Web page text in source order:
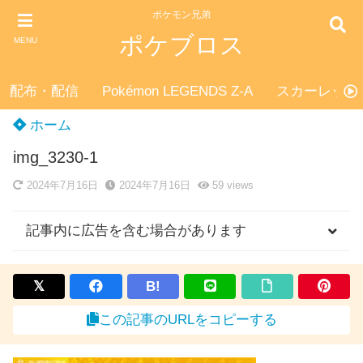
MENU
ポケモン兄弟
ポケブロス
配布・配信 Pokémon LEGENDS Z-A スカーレッ
ホーム
img_3230-1
2024年7月16日 2024年7月16日 59views
記事内に広告を含む場合があります
B!
この記事のURLをコピーする